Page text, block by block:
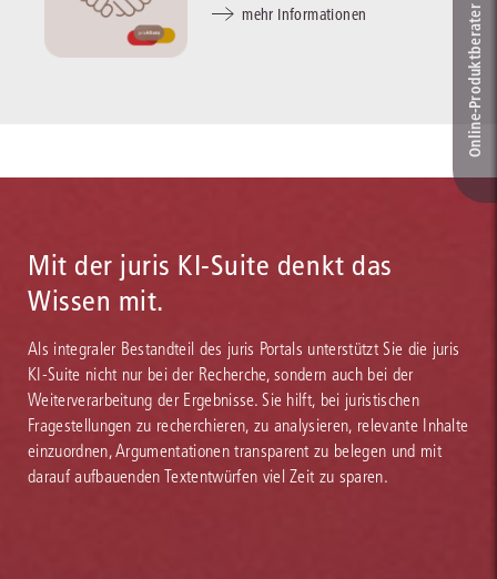
mehr Informationen
Mit der juris KI-Suite denkt das
Wissen mit.
Als integraler Bestandteil des juris Portals unterstützt Sie die juris
KI-Suite nicht nur bei der Recherche, sondern auch bei der
Weiterverarbeitung der Ergebnisse. Sie hilft, bei juristischen
Fragestellungen zu recherchieren, zu analysieren, relevante Inhalte
einzuordnen, Argumentationen transparent zu belegen und mit
darauf aufbauenden Textentwürfen viel Zeit zu sparen.
Online-Produkt­berater